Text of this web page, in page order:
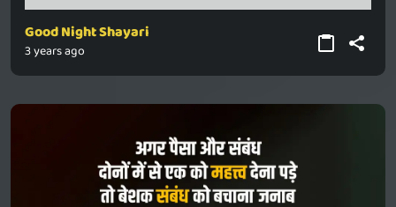
Good Night Shayari
3 years ago